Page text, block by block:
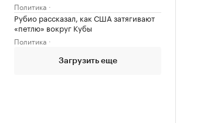
Политика
Рубио рассказал, как США затягивают
«петлю» вокруг Кубы
Политика
Загрузить еще